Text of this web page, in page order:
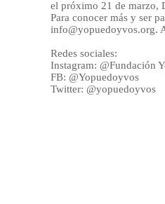
el próximo 21 de marzo,
Para conocer más y ser
info@yopuedoyvos.org.
Redes sociales:
Instagram: @Fundación
FB: @Yopuedoyvos
Twitter: @yopuedoyvos